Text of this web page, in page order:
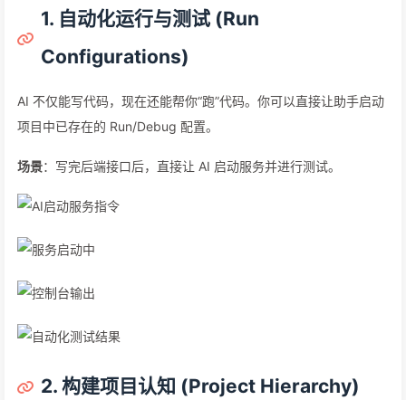
1. 自动化运行与测试 (Run
Configurations)
AI 不仅能写代码，现在还能帮你“跑”代码。你可以直接让助手启动
项目中已存在的 Run/Debug 配置。
场景：写完后端接口后，直接让 AI 启动服务并进行测试。
2. 构建项目认知 (Project Hierarchy)